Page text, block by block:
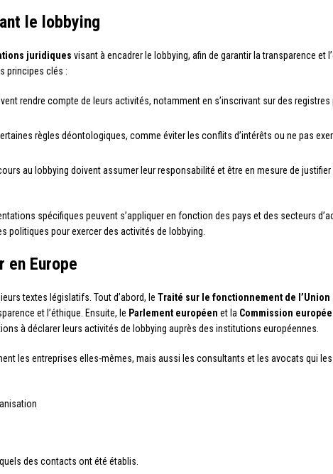
le lobbying
juridiques visant à encadrer le lobbying, afin de garantir la transparence et
principes clés :
rendre compte de leurs activités, notamment en s’inscrivant sur des
règles déontologiques, comme éviter les conflits d’intérêts ou ne pas
au lobbying doivent assumer leur responsabilité et être en mesure de
spécifiques peuvent s’appliquer en fonction des pays et des secteurs
politiques pour exercer des activités de lobbying.
en Europe
textes législatifs. Tout d’abord, le Traité sur le fonctionnement de
et l’éthique. Ensuite, le Parlement européen et la Commission
à déclarer leurs activités de lobbying auprès des institutions européennes.
les entreprises elles-mêmes, mais aussi les consultants et les avocats qui
des contacts ont été établis.